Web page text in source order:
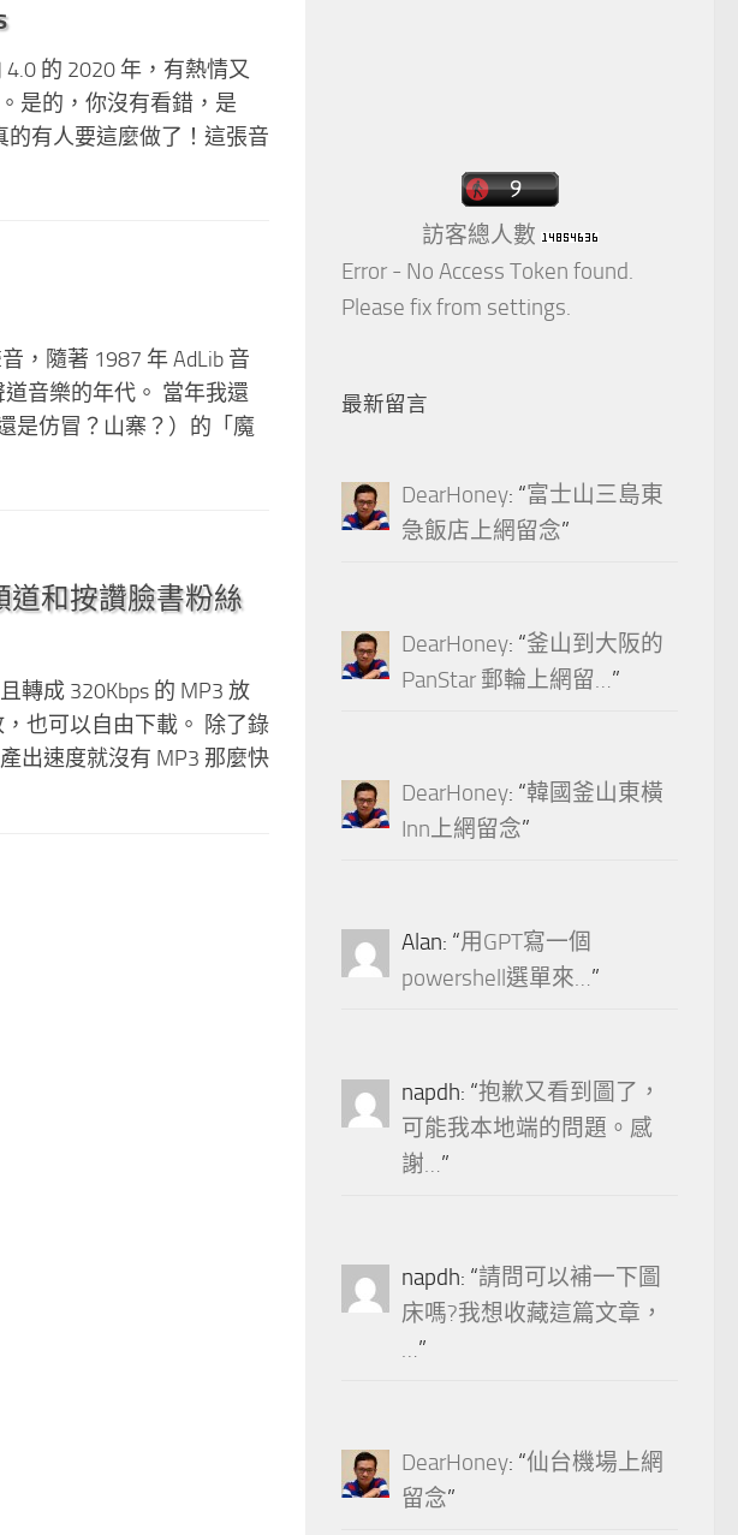
的 2020 年，有熱情又
是的，你沒有看錯，是
的有人要這麼做了！這張音
，隨著 1987 年 AdLib 音
音樂的年代。 當年我還
是仿冒？山寨？）的「魔
道和按讚臉書粉絲
轉成 320Kbps 的 MP3 放
也可以自由下載。 除了錄
出速度就沒有 MP3 那麼快
訪客總人數
Error - No Access Token found.
Please fix from settings.
最新留言
DearHoney: “富士山三島東
急飯店上網留念”
DearHoney: “釜山到大阪的
PanStar 郵輪上網留…”
DearHoney: “韓國釜山東橫
Inn上網留念”
Alan: “用GPT寫一個
powershell選單來…”
napdh: “抱歉又看到圖了，
可能我本地端的問題。感
謝…”
napdh: “請問可以補一下圖
床嗎?我想收藏這篇文章，
…”
DearHoney: “仙台機場上網
留念”